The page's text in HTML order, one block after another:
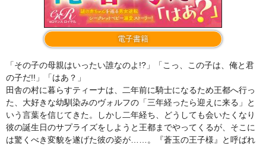
電子書籍
「その子の母親はいったい誰なのよ!?」「こっ、この子は、俺と君
の子だ!!」「はあ？」
田舎の村に暮らすティーナは、二年前に騎士になるため王都へ行っ
た、大好きな幼馴染みのヴォルフの「三年経ったら迎えに来る」と
いう言葉を信じてきた。しかし二年経ち、どうしても会いたくなり
彼の誕生日のサプライズをしようと王都までやってくるが、そこに
は驚くべき変貌を遂げた彼の姿が……。『蒼玉の王子様』と呼ばれ